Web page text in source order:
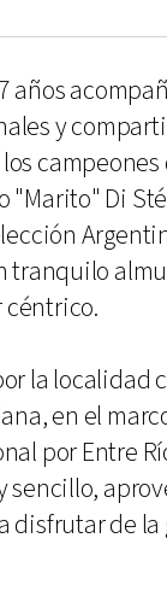
años
y
"Marito" Di
tranquilo
céntrico.
la localidad
en el
por Entre
sencillo,
disfrutar de